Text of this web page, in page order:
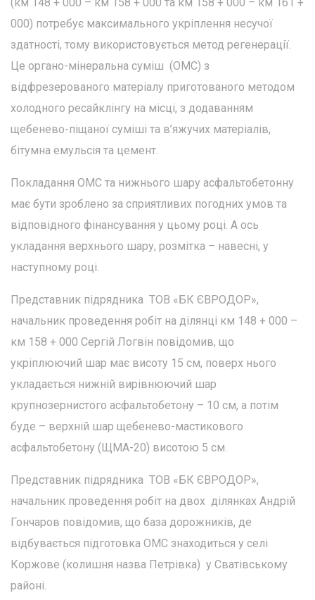
000) потребує максимального укріплення несучої
здатності, тому використовується метод регенерації.
Це органо-мінеральна суміш (ОМС) з
відфрезерованого матеріалу приготованого методом
холодного ресайклінгу на місці, з додаванням
щебенево-піщаної суміші та в’яжучих матеріалів,
бітумна емульсія та цемент.
Покладання ОМС та нижнього шару асфальтобетонну
має бути зроблено за сприятливих погодних умов та
відповідного фінансування у цьому році. А ось
укладання верхнього шару, розмітка – навесні, у
наступному році.
Представник підрядника ТОВ «БК ЄВРОДОР»,
начальник проведення робіт на ділянці км 148 + 000 –
км 158 + 000 Сергій Логвін повідомив, що
укріплюючий шар має висоту 15 см, поверх нього
укладається нижній вирівнюючий шар
крупнозернистого асфальтобетону – 10 см, а потім
буде – верхній шар щебенево-мастикового
асфальтобетону (ЩМА-20) висотою 5 см.
Представник підрядника ТОВ «БК ЄВРОДОР»,
начальник проведення робіт на двох ділянках Андрій
Гончаров повідомив, що база дорожників, де
відбувається підготовка ОМС знаходиться у селі
Коржове (колишня назва Петрівка) у Сватівському
районі.